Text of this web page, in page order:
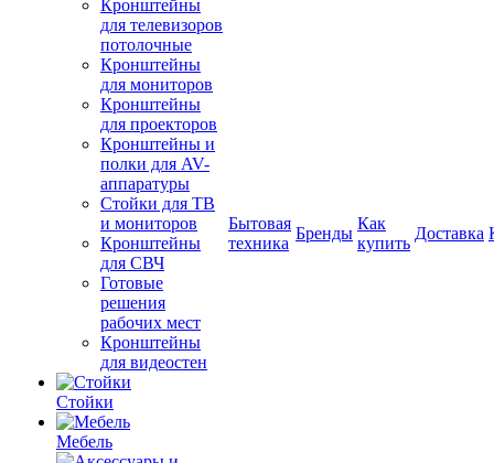
Кронштейны
для телевизоров
потолочные
Кронштейны
для мониторов
Кронштейны
для проекторов
Кронштейны и
полки для AV-
аппаратуры
Стойки для ТВ
и мониторов
Кронштейны
для СВЧ
Готовые
решения
рабочих мест
Кронштейны
для видеостен
Стойки
Мебель
Бытовая
техника
Бренды
Как
купить
Доставка